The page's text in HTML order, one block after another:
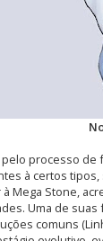
processo
à certos
Mega Stone,
Uma de
comuns